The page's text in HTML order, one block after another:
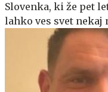
Slovenka, ki že pet
lahko ves svet nekaj